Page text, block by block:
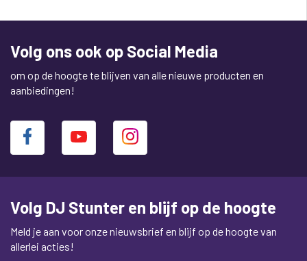
Volg ons ook op Social Media
om op de hoogte te blijven van alle nieuwe producten en
aanbiedingen!
Volg DJ Stunter en blijf op de hoogte
Meld je aan voor onze nieuwsbrief en blijf op de hoogte van
allerlei acties!